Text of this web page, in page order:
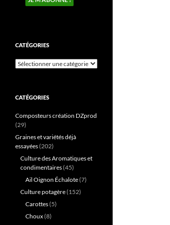
CATÉGORIES
Catégories
CATÉGORIES
Composteurs création DZprod
(29)
Graines et variétés déjà
essayées(202)
Culture des Aromatiques et
condimentaires(45)
Ail Oignon Échalote(7)
Culture potagère(152)
Carottes(5)
Choux(8)